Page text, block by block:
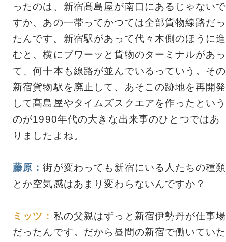
ったのは、新宿髙島屋が南口にあるじゃないで
すか、あの一帯ってかつては全部貨物線路だっ
たんです。新宿駅があって代々木側のほうに進
むと、横にブワーッと貨物のターミナルがあっ
て、何十本も線路が並んでいるっていう。その
新宿貨物駅を廃止して、あそこの跡地を再開発
して髙島屋やタイムズスクエアを作ったという
のが1990年代の大きな出来事のひとつではあ
りましたよね。
藤原：街が変わっても新宿にいる人たちの種類
とか空気感はあまり変わらないんですか？
ミッツ： 私の父親はずっと新宿伊勢丹が仕事場
だったんです。だから昼間の新宿で働いていた